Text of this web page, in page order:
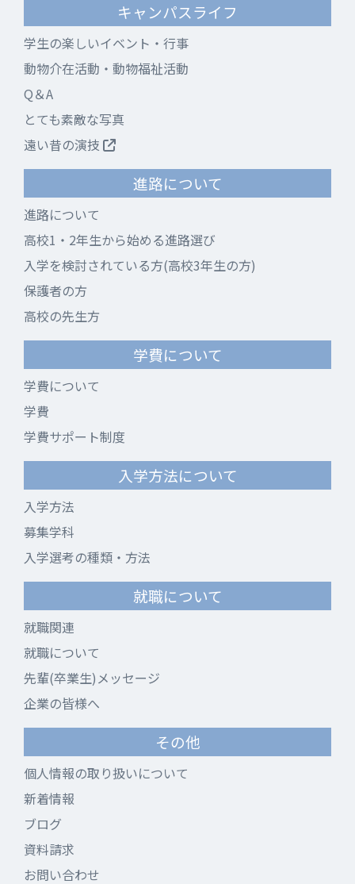
キャンパスライフ
学生の楽しいイベント・行事
動物介在活動・動物福祉活動
Q＆A
とても素敵な写真
遠い昔の演技
進路について
進路について
高校1・2年生から始める進路選び
入学を検討されている方(高校3年生の方)
保護者の方
高校の先生方
学費について
学費について
学費
学費サポート制度
入学方法について
入学方法
募集学科
入学選考の種類・方法
就職について
就職関連
就職について
先輩(卒業生)メッセージ
企業の皆様へ
その他
個人情報の取り扱いについて
新着情報
ブログ
資料請求
お問い合わせ